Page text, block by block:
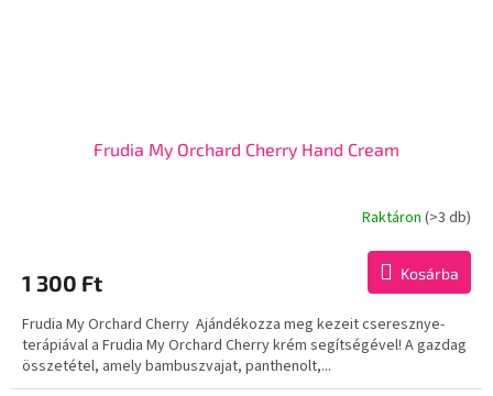
Frudia My Orchard Cherry Hand Cream
Raktáron (>3 db)
1 300 Ft Kosárba
Frudia My Orchard Cherry Ajándékozza meg kezeit cseresznye-
terápiával a Frudia My Orchard Cherry krém segítségével! A gazdag
összetétel, amely bambuszvajat, panthenolt,...